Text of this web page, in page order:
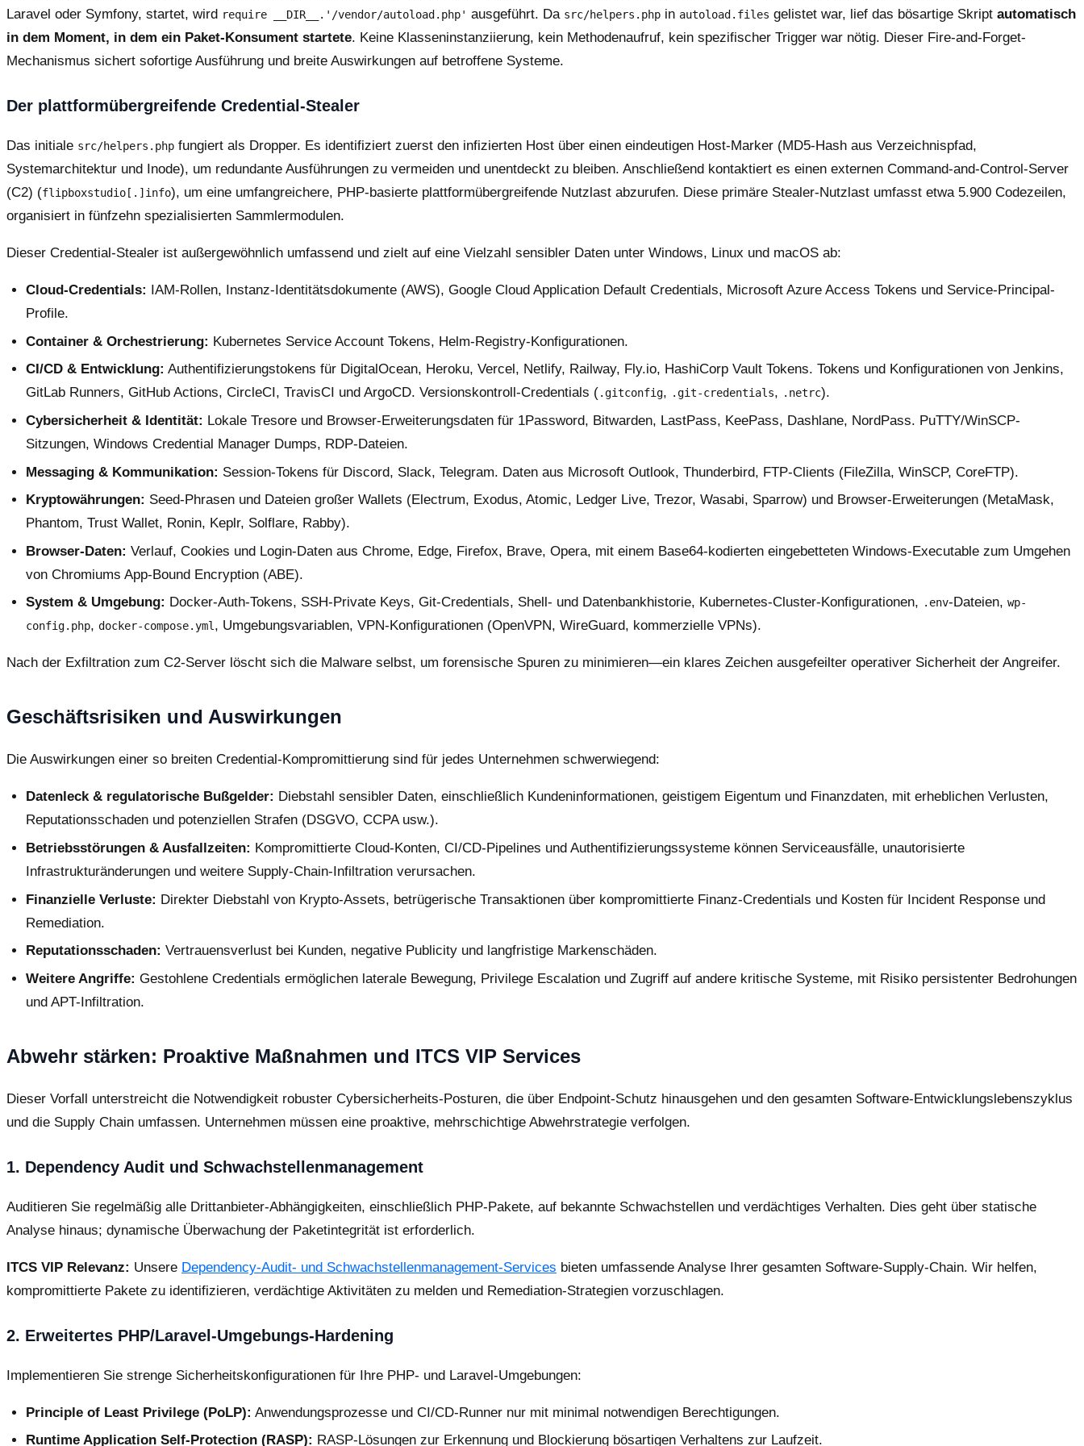
Laravel oder Symfony, startet, wird require __DIR__.'/vendor/autoload.php' ausgeführt. Da src/helpers.php in autoload.files gelistet war, lief das bösartige Skript automatisch
in dem Moment, in dem ein Paket-Konsument startete. Keine Klasseninstanziierung, kein Methodenaufruf, kein spezifischer Trigger war nötig. Dieser Fire-and-Forget-
Mechanismus sichert sofortige Ausführung und breite Auswirkungen auf betroffene Systeme.
Der plattformübergreifende Credential-Stealer
Das initiale src/helpers.php fungiert als Dropper. Es identifiziert zuerst den infizierten Host über einen eindeutigen Host-Marker (MD5-Hash aus Verzeichnispfad,
Systemarchitektur und Inode), um redundante Ausführungen zu vermeiden und unentdeckt zu bleiben. Anschließend kontaktiert es einen externen Command-and-Control-Server
(C2) (flipboxstudio[.]info), um eine umfangreichere, PHP-basierte plattformübergreifende Nutzlast abzurufen. Diese primäre Stealer-Nutzlast umfasst etwa 5.900 Codezeilen,
organisiert in fünfzehn spezialisierten Sammlermodulen.
Dieser Credential-Stealer ist außergewöhnlich umfassend und zielt auf eine Vielzahl sensibler Daten unter Windows, Linux und macOS ab:
Cloud-Credentials:
IAM-Rollen, Instanz-Identitätsdokumente (AWS), Google Cloud Application Default Credentials, Microsoft Azure Access Tokens und Service-Principal-
Profile.
Container & Orchestrierung: Kubernetes Service Account Tokens, Helm-Registry-Konfigurationen.
CI/CD & Entwicklung: Authentifizierungstokens für DigitalOcean, Heroku, Vercel, Netlify, Railway, Fly.io, HashiCorp Vault Tokens. Tokens und Konfigurationen von Jenkins,
GitLab Runners, GitHub Actions, CircleCI, TravisCI und ArgoCD. Versionskontroll-Credentials (.gitconfig, .git-credentials, .netrc).
Cybersicherheit & Identität: Lokale Tresore und Browser-Erweiterungsdaten für 1Password, Bitwarden, LastPass, KeePass, Dashlane, NordPass. PuTTY/WinSCP-
Sitzungen, Windows Credential Manager Dumps, RDP-Dateien.
Messaging & Kommunikation: Session-Tokens für Discord, Slack, Telegram. Daten aus Microsoft Outlook, Thunderbird, FTP-Clients (FileZilla, WinSCP, CoreFTP).
Kryptowährungen: Seed-Phrasen und Dateien großer Wallets (Electrum, Exodus, Atomic, Ledger Live, Trezor, Wasabi, Sparrow) und Browser-Erweiterungen (MetaMask,
Phantom, Trust Wallet, Ronin, Keplr, Solflare, Rabby).
Browser-Daten: Verlauf, Cookies und Login-Daten aus Chrome, Edge, Firefox, Brave, Opera, mit einem Base64-kodierten eingebetteten Windows-Executable zum Umgehen
von Chromiums App-Bound Encryption (ABE).
System & Umgebung: Docker-Auth-Tokens, SSH-Private Keys, Git-Credentials, Shell- und Datenbankhistorie, Kubernetes-Cluster-Konfigurationen, .env-Dateien, wp-
config.php, docker-compose.yml, Umgebungsvariablen, VPN-Konfigurationen (OpenVPN, WireGuard, kommerzielle VPNs).
Nach der Exfiltration zum C2-Server löscht sich die Malware selbst, um forensische Spuren zu minimieren—ein klares Zeichen ausgefeilter operativer Sicherheit der Angreifer.
Geschäftsrisiken und Auswirkungen
Die Auswirkungen einer so breiten Credential-Kompromittierung sind für jedes Unternehmen schwerwiegend:
Datenleck & regulatorische Bußgelder: Diebstahl sensibler Daten, einschließlich Kundeninformationen, geistigem Eigentum und Finanzdaten, mit erheblichen Verlusten,
Reputationsschaden und potenziellen Strafen (DSGVO, CCPA usw.).
Betriebsstörungen & Ausfallzeiten: Kompromittierte Cloud-Konten, CI/CD-Pipelines und Authentifizierungssysteme können Serviceausfälle, unautorisierte
Infrastrukturänderungen und weitere Supply-Chain-Infiltration verursachen.
Finanzielle Verluste: Direkter Diebstahl von Krypto-Assets, betrügerische Transaktionen über kompromittierte Finanz-Credentials und Kosten für Incident Response und
Remediation.
Reputationsschaden: Vertrauensverlust bei Kunden, negative Publicity und langfristige Markenschäden.
Weitere Angriffe: Gestohlene Credentials ermöglichen laterale Bewegung, Privilege Escalation und Zugriff auf andere kritische Systeme, mit Risiko persistenter Bedrohungen
und APT-Infiltration.
Abwehr stärken: Proaktive Maßnahmen und ITCS VIP Services
Dieser Vorfall unterstreicht die Notwendigkeit robuster Cybersicherheits-Posturen, die über Endpoint-Schutz hinausgehen und den gesamten Software-Entwicklungslebenszyklus
und die Supply Chain umfassen. Unternehmen müssen eine proaktive, mehrschichtige Abwehrstrategie verfolgen.
1. Dependency Audit und Schwachstellenmanagement
Auditieren Sie regelmäßig alle Drittanbieter-Abhängigkeiten, einschließlich PHP-Pakete, auf bekannte Schwachstellen und verdächtiges Verhalten. Dies geht über statische
Analyse hinaus; dynamische Überwachung der Paketintegrität ist erforderlich.
ITCS VIP Relevanz: Unsere Dependency-Audit- und Schwachstellenmanagement-Services bieten umfassende Analyse Ihrer gesamten Software-Supply-Chain. Wir helfen,
kompromittierte Pakete zu identifizieren, verdächtige Aktivitäten zu melden und Remediation-Strategien vorzuschlagen.
2. Erweitertes PHP/Laravel-Umgebungs-Hardening
Implementieren Sie strenge Sicherheitskonfigurationen für Ihre PHP- und Laravel-Umgebungen:
Principle of Least Privilege (PoLP): Anwendungsprozesse und CI/CD-Runner nur mit minimal notwendigen Berechtigungen.
Runtime Application Self-Protection (RASP): RASP-Lösungen zur Erkennung und Blockierung bösartigen Verhaltens zur Laufzeit.